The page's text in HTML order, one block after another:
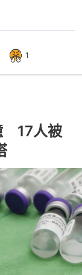
1
17人被